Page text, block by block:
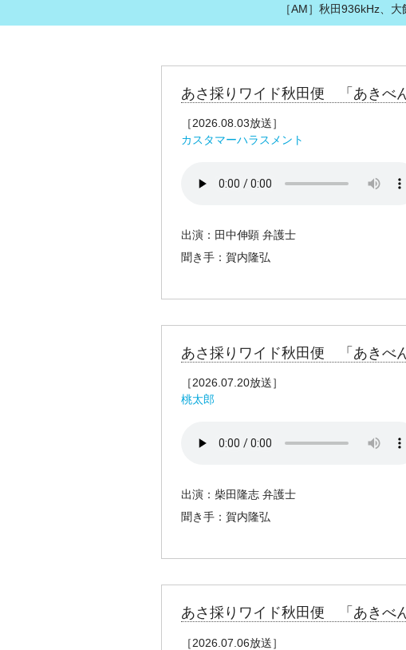
［AM］秋田936kHz、
あさ採りワイド秋田便 「あきべ
［2026.08.03放送］
カスタマーハラスメント
出演：田中伸顕 弁護士
聞き手：賀内隆弘
あさ採りワイド秋田便 「あきべ
［2026.07.20放送］
桃太郎
出演：柴田隆志 弁護士
聞き手：賀内隆弘
あさ採りワイド秋田便 「あきべ
［2026.07.06放送］